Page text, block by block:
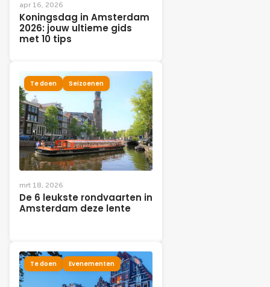
apr 16, 2026
Koningsdag in Amsterdam
2026: jouw ultieme gids
met 10 tips
Te doen Seizoenen
mrt 18, 2026
De 6 leukste rondvaarten in
Amsterdam deze lente
Te doen Evenementen